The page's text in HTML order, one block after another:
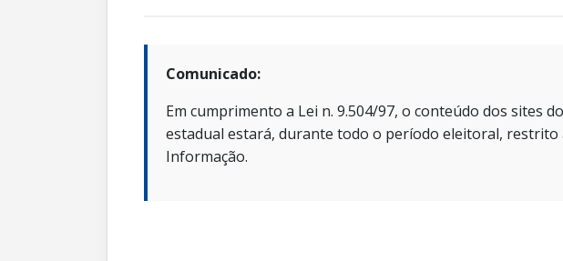
Comunicado:
Em cumprimento a Lei n. 9.504/97, o conteúdo dos sites
estadual estará, durante todo o período eleitoral, restrito
Informação.